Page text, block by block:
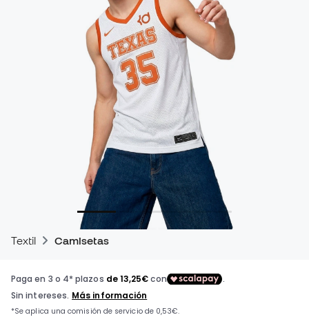
Textil Camisetas